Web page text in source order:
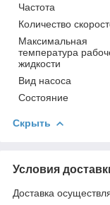
Частота
Количество
Максимальная
температура
жидкости
Вид насоса
Состояние
Скрыть
Условия
Доставка